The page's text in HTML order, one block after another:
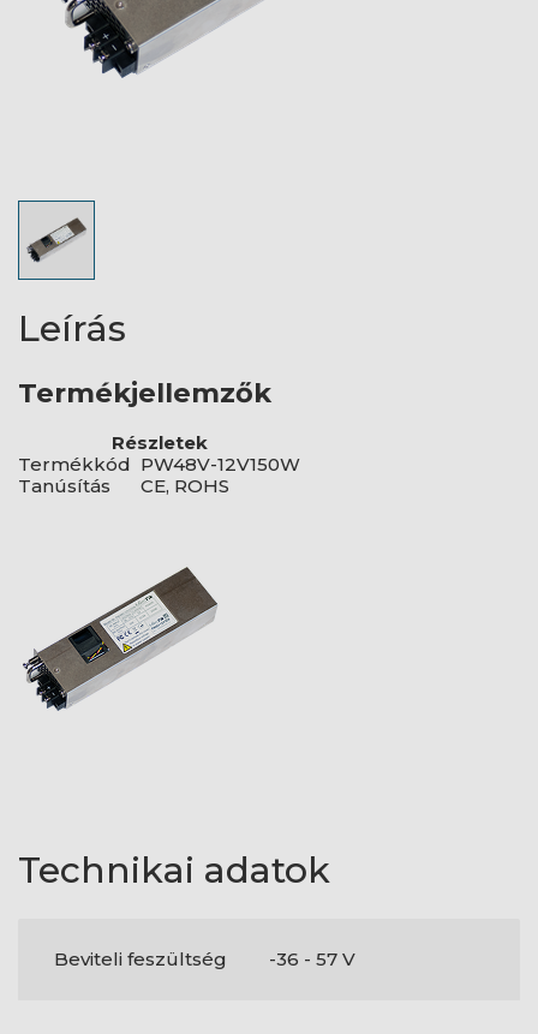
Leírás
Termékjellemzők
Részletek
Termékkód PW48V-12V150W
Tanúsítás
CE, ROHS
Technikai adatok
Beviteli feszültség -36 - 57 V